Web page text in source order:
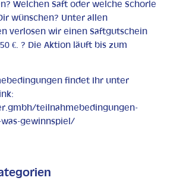
Welchen Saft oder welche Schorle
wünschen? Unter allen
verlosen wir einen Saftgutschein
€. ? Die Aktion läuft bis zum
findet Ihr unter
teilnahmebedingungen-
gewinnspiel/